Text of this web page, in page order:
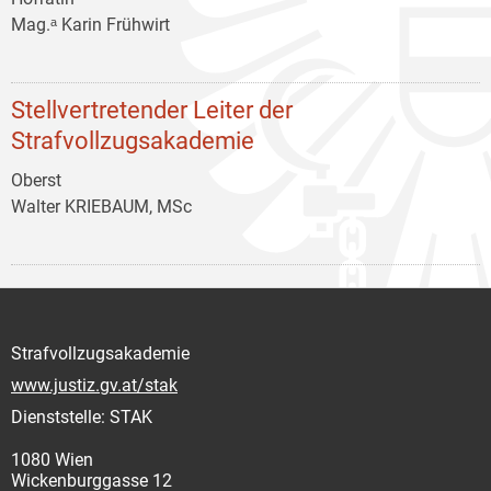
Mag.ᵃ Karin Frühwirt
Stellvertretender Leiter der
Strafvollzugsakademie
Oberst
Walter KRIEBAUM, MSc
Strafvollzugsakademie
www.justiz.gv.at/stak
Dienststelle: STAK
1080 Wien
Wickenburggasse 12